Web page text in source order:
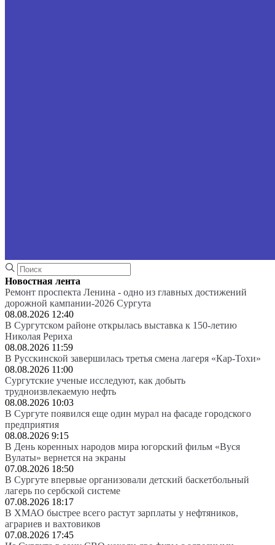
Новостная лента
Ремонт проспекта Ленина - одно из главных достижений
дорожной кампании-2026 Сургута
08.08.2026 12:40
В Сургутском районе открылась выставка к 150-летию
Николая Рериха
08.08.2026 11:59
В Русскинской завершилась третья смена лагеря «Кар-Тохи»
08.08.2026 11:00
Сургутские ученые исследуют, как добыть
трудноизвлекаемую нефть
08.08.2026 10:03
В Сургуте появился еще один мурал на фасаде городского
предприятия
08.08.2026 9:15
В День коренных народов мира югорский фильм «Вуся
Вулаты» вернется на экраны
07.08.2026 18:50
В Сургуте впервые организовали детский баскетбольный
лагерь по сербской системе
07.08.2026 18:17
В ХМАО быстрее всего растут зарплаты у нефтяников,
аграриев и вахтовиков
07.08.2026 17:45